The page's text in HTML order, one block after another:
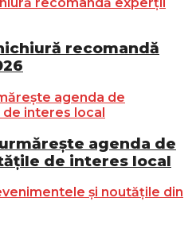
recomandă
agenda de
de interes local